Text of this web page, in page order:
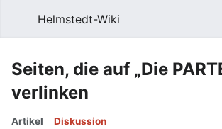
Helmstedt-Wiki
Seiten, die auf „Die
verlinken
Artikel Diskussion